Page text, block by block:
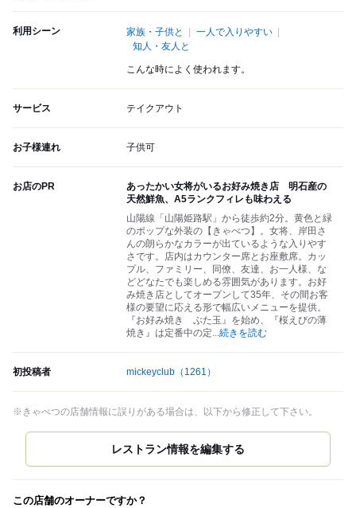
利用シーン 家族・子供と
一人で入りやすい
知人・友人と
こんな時によく使われます。
サービス テイクアウト
お子様連れ 子供可
お店のPR
あったかい女将がいるお好み焼き店 明石産の
天然鮮魚、A5ランクフィレも味わえる
山陽線「山陽姫路駅」から徒歩約2分。黄色と緑
のポップな外装の【きゃべつ】。女将、岸田さ
んの朗らかなカラーが出ているような入りやす
さです。店内はカウンター席とお座敷席。カッ
プル、ファミリー、同僚、友達、お一人様、な
どどなたでも楽しめる雰囲気があります。お好
み焼き店としてオープンして35年、その間お客
様の要望に応える形で幅広いメニューを提供。
『お好み焼き ぶた玉』を始め、『桜えびの薄
焼き』は定番中の定...続きを読む
初投稿者 mickeyclub （1261）
※きゃべつの店舗情報に誤りがある場合は、以下から修正して下さい。
この店舗のオーナーですか？